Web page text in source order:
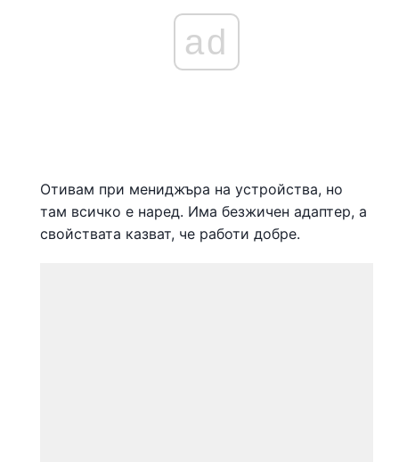
ad
Отивам при мениджъра на устройства, но
там всичко е наред. Има безжичен адаптер, а
свойствата казват, че работи добре.